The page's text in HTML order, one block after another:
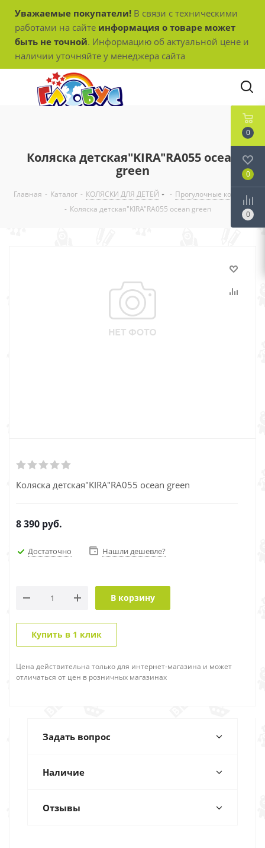
Уважаемые покупатели! В связи с техническими
работами на сайте информация о товаре может
быть не точной. Информацию об актуальной цене и
наличии уточняйте у менеджера сайта
Коляска детская"KIRA"RA055 ocean
green
Главная - Каталог - КОЛЯСКИ ДЛЯ ДЕТЕЙ - Прогулочные коляски
- Коляска детская"KIRA"RA055 ocean green
Коляска детская"KIRA"RA055 ocean green
8 390 руб.
Достаточно Нашли дешевле?
В корзину
Купить в 1 клик
Цена действительна только для интернет-магазина и может
отличаться от цен в розничных магазинах
Задать вопрос
Наличие
Отзывы
0
0
0